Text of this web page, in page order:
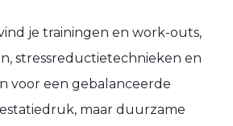
je trainingen en work-outs,
stressreductietechnieken en
voor een gebalanceerde
maar duurzame